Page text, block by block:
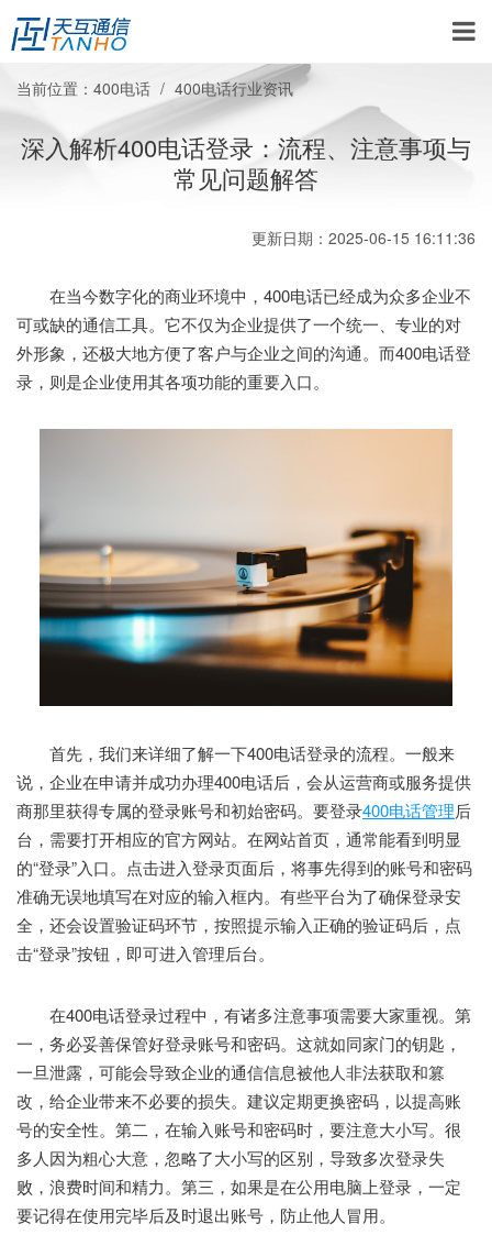
当前位置： 400电话 400电话行业资讯
深入解析400电话登录：流程、注意事项与
常见问题解答
更新日期：2025-06-15 16:11:36
在当今数字化的商业环境中，400电话已经成为众多企业不
可或缺的通信工具。它不仅为企业提供了一个统一、专业的对
外形象，还极大地方便了客户与企业之间的沟通。而400电话登
录，则是企业使用其各项功能的重要入口。
首先，我们来详细了解一下400电话登录的流程。一般来
说，企业在申请并成功办理400电话后，会从运营商或服务提供
商那里获得专属的登录账号和初始密码。要登录400电话管理后
台，需要打开相应的官方网站。在网站首页，通常能看到明显
的“登录”入口。点击进入登录页面后，将事先得到的账号和密码
准确无误地填写在对应的输入框内。有些平台为了确保登录安
全，还会设置验证码环节，按照提示输入正确的验证码后，点
击“登录”按钮，即可进入管理后台。
在400电话登录过程中，有诸多注意事项需要大家重视。第
一，务必妥善保管好登录账号和密码。这就如同家门的钥匙，
一旦泄露，可能会导致企业的通信信息被他人非法获取和篡
改，给企业带来不必要的损失。建议定期更换密码，以提高账
号的安全性。第二，在输入账号和密码时，要注意大小写。很
多人因为粗心大意，忽略了大小写的区别，导致多次登录失
败，浪费时间和精力。第三，如果是在公用电脑上登录，一定
要记得在使用完毕后及时退出账号，防止他人冒用。